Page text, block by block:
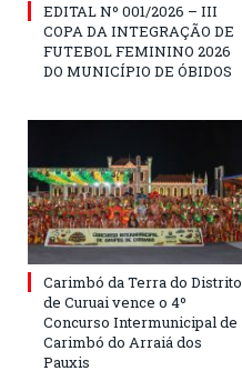
EDITAL Nº 001/2026 – III
COPA DA INTEGRAÇÃO DE
FUTEBOL FEMININO 2026
DO MUNICÍPIO DE ÓBIDOS
Carimbó da Terra do Distrito
de Curuai vence o 4º
Concurso Intermunicipal de
Carimbó do Arraiá dos
Pauxis